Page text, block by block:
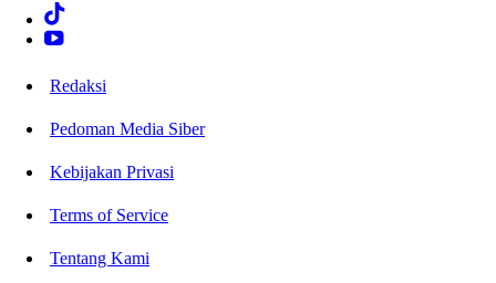
Redaksi
Pedoman Media Siber
Kebijakan Privasi
Terms of Service
Tentang Kami